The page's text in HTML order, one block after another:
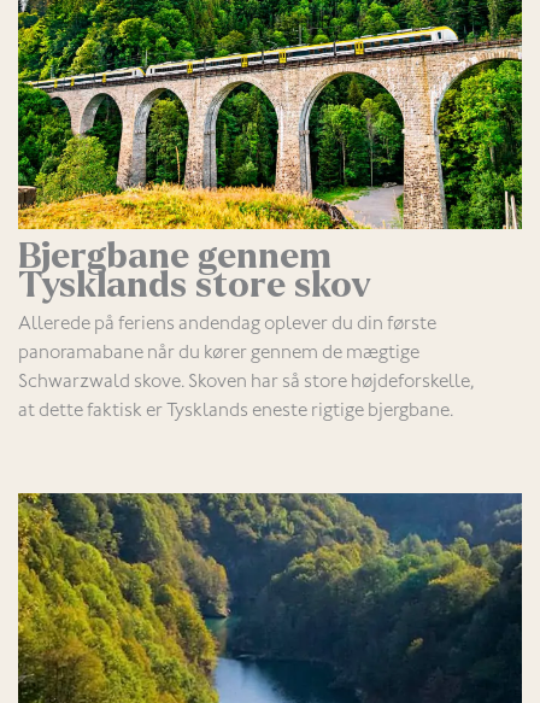
Bjergbane gennem
Tysklands store skov
Allerede på feriens andendag oplever du din første
panoramabane når du kører gennem de mægtige
Schwarzwald skove. Skoven har så store højdeforskelle,
at dette faktisk er Tysklands eneste rigtige bjergbane.